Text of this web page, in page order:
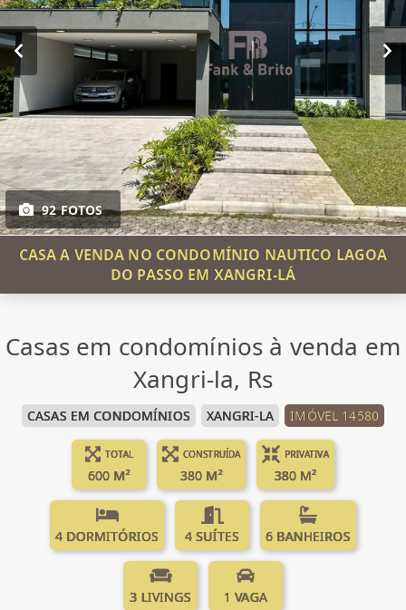
92 FOTOS
CASA A VENDA NO CONDOMÍNIO NAUTICO LAGOA
DO PASSO EM XANGRI-LÁ
Casas em condomínios à venda em
Xangri-la, Rs
CASAS EM CONDOMÍNIOS XANGRI-LA IMÓVEL 14580
TOTAL
600 M²
CONSTRUÍDA
380 M²
PRIVATIVA
380 M²
4 DORMITÓRIOS 4 SUÍTES 6 BANHEIROS
3 LIVINGS 1 VAGA